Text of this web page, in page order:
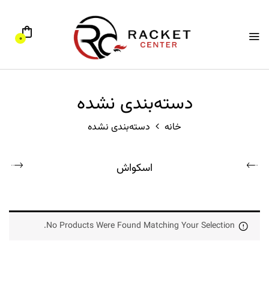
0
دسته‌بندی نشده
خانه دسته‌بندی نشده
اسکواش
No Products Were Found Matching Your Selection.